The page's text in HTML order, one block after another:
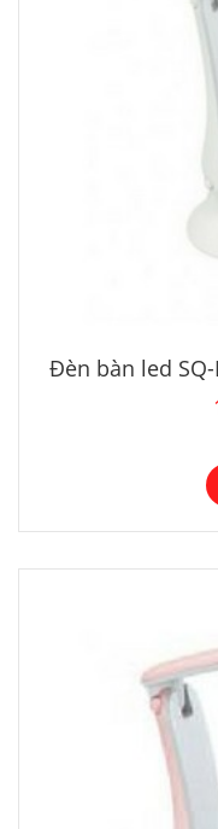
Đèn bàn led